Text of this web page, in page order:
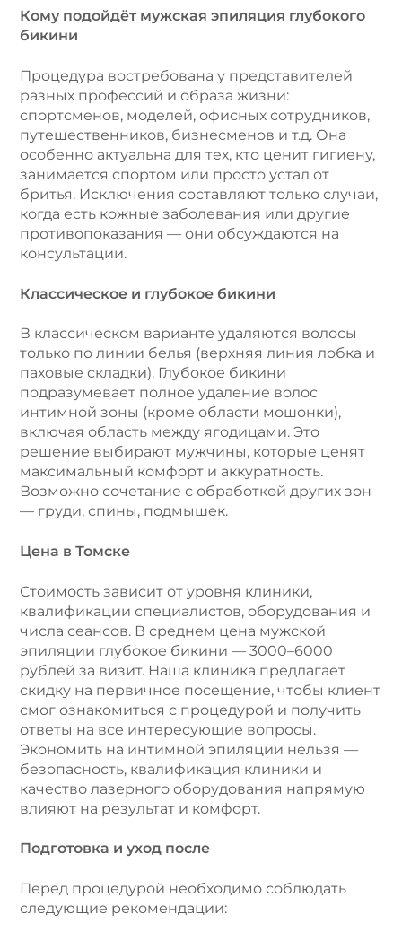
Кому подойдёт мужская эпиляция глубокого
бикини
Процедура востребована у представителей
разных профессий и образа жизни:
спортсменов, моделей, офисных сотрудников,
путешественников, бизнесменов и т.д. Она
особенно актуальна для тех, кто ценит гигиену,
занимается спортом или просто устал от
бритья. Исключения составляют только случаи,
когда есть кожные заболевания или другие
противопоказания — они обсуждаются на
консультации.
Классическое и глубокое бикини
В классическом варианте удаляются волосы
только по линии белья (верхняя линия лобка и
паховые складки). Глубокое бикини
подразумевает полное удаление волос
интимной зоны (кроме области мошонки),
включая область между ягодицами. Это
решение выбирают мужчины, которые ценят
максимальный комфорт и аккуратность.
Возможно сочетание с обработкой других зон
— груди, спины, подмышек.
Цена в Томске
Стоимость зависит от уровня клиники,
квалификации специалистов, оборудования и
числа сеансов. В среднем цена мужской
эпиляции глубокое бикини — 3000–6000
рублей за визит. Наша клиника предлагает
скидку на первичное посещение, чтобы клиент
смог ознакомиться с процедурой и получить
ответы на все интересующие вопросы.
Экономить на интимной эпиляции нельзя —
безопасность, квалификация клиники и
качество лазерного оборудования напрямую
влияют на результат и комфорт.
Подготовка и уход после
Перед процедурой необходимо соблюдать
следующие рекомендации: